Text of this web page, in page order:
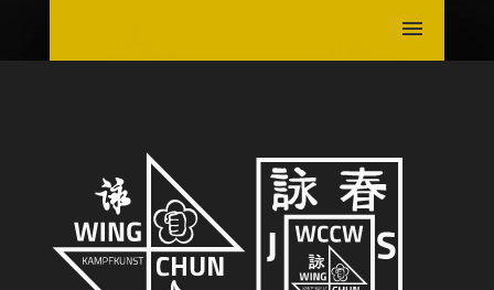
ÜBER UNS
WING CHUN